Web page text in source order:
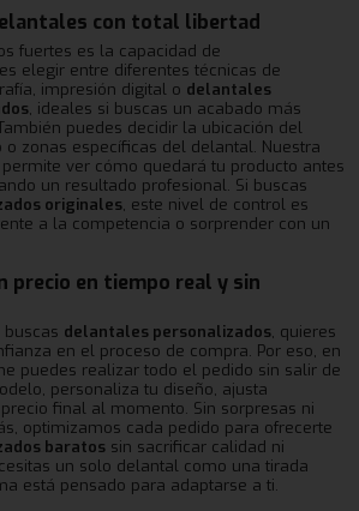
con total libertad
fuertes es la capacidad de
elegir entre diferentes técnicas de
impresión digital o delantales
, ideales si buscas un acabado más
puedes decidir la ubicación del
o zonas específicas del delantal. Nuestra
ver cómo quedará tu producto antes
un resultado profesional. Si buscas
originales, este nivel de control es
a la competencia o sorprender con un
precio en tiempo real y sin
delantales personalizados, quieres
en el proceso de compra. Por eso, en
puedes realizar todo el pedido sin salir de
personaliza tu diseño, ajusta
final al momento. Sin sorpresas ni
optimizamos cada pedido para ofrecerte
baratos sin sacrificar calidad ni
un solo delantal como una tirada
está pensado para adaptarse a ti.